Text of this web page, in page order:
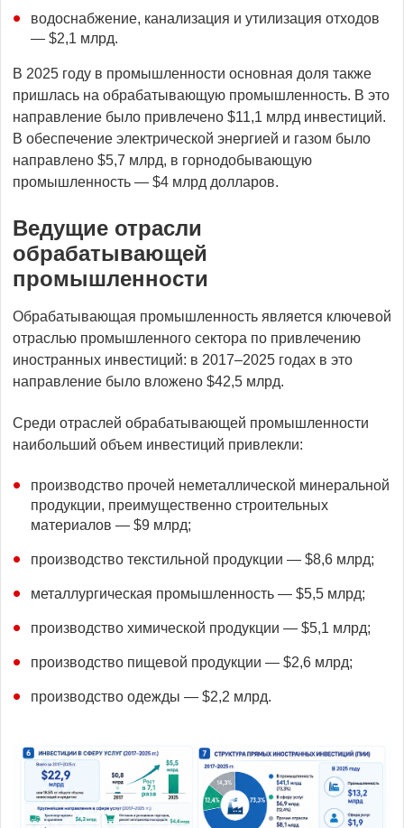
водоснабжение, канализация и утилизация отходов
— $2,1 млрд.
В 2025 году в промышленности основная доля также
пришлась на обрабатывающую промышленность. В это
направление было привлечено $11,1 млрд инвестиций.
В обеспечение электрической энергией и газом было
направлено $5,7 млрд, в горнодобывающую
промышленность — $4 млрд долларов.
Ведущие отрасли
обрабатывающей
промышленности
Обрабатывающая промышленность является ключевой
отраслью промышленного сектора по привлечению
иностранных инвестиций: в 2017–2025 годах в это
направление было вложено $42,5 млрд.
Среди отраслей обрабатывающей промышленности
наибольший объем инвестиций привлекли:
производство прочей неметаллической минеральной
продукции, преимущественно строительных
материалов — $9 млрд;
производство текстильной продукции — $8,6 млрд;
металлургическая промышленность — $5,5 млрд;
производство химической продукции — $5,1 млрд;
производство пищевой продукции — $2,6 млрд;
производство одежды — $2,2 млрд.